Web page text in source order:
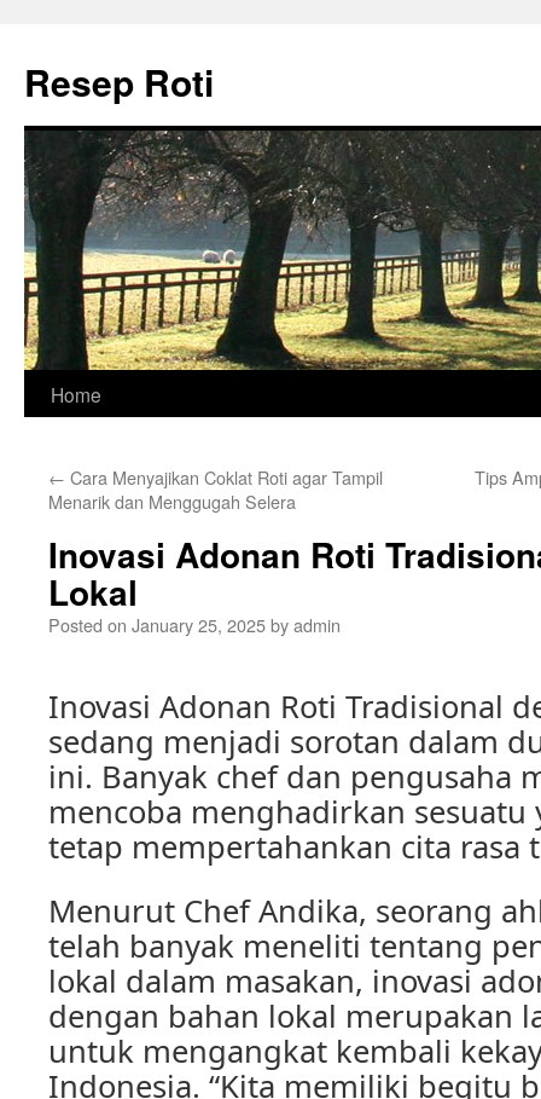
content
Resep Roti
Home
← Cara Menyajikan Coklat Roti agar Tampil
Menarik dan Menggugah Selera
Tips
Inovasi Adonan Roti
Lokal
Posted on January 25, 2025byadmin
Inovasi Adonan Roti Tradisional
sedang menjadi sorotan dalam
ini. Banyak chef dan pengusaha
mencoba menghadirkan
tetap mempertahankan cita rasa
Menurut Chef Andika, seorang
telah banyak meneliti tentang
lokal dalam masakan, inovasi
dengan bahan lokal merupakan
untuk mengangkat kembali
Indonesia. “Kita memiliki begitu